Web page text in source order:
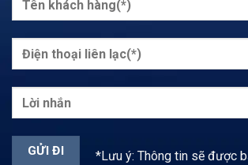
*Lưu ý: Thông tin sẽ được